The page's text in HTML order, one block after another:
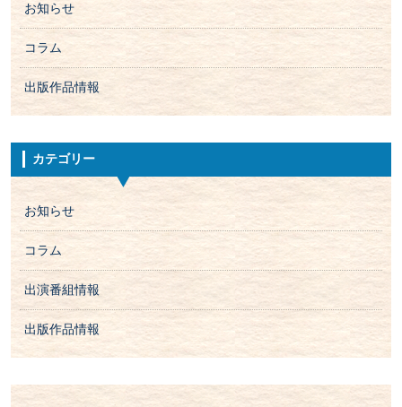
お知らせ
コラム
出版作品情報
カテゴリー
お知らせ
コラム
出演番組情報
出版作品情報